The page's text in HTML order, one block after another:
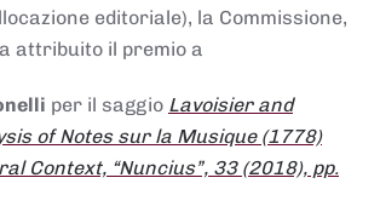
editoriale), la Commissione,
attribuito il premio a
per il saggio Lavoisier and
of Notes sur la Musique (1778)
Context, “Nuncius”, 33 (2018), pp.